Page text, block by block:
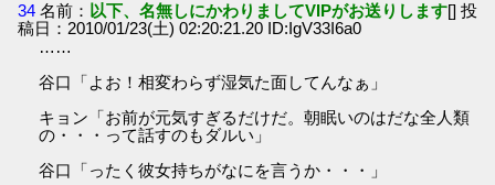
34 名前： 以下、名無しにかわりましてVIPがお送りします[] 投
稿日：2010/01/23(土) 02:20:21.20 ID:IgV33I6a0
……
谷口「よお！相変わらず湿気た面してんなぁ」
キョン「お前が元気すぎるだけだ。朝眠いのはだな全人類
の・・・って話すのもダルい」
谷口「ったく彼女持ちがなにを言うか・・・」